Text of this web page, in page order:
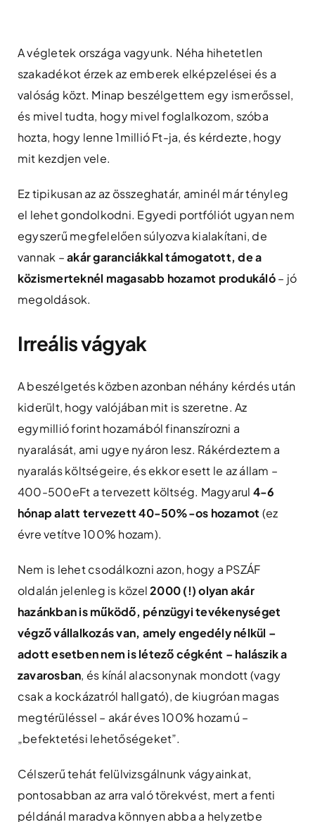
content
A végletek országa vagyunk. Néha hihetetlen
szakadékot érzek az emberek elképzelései és a
valóság közt. Minap beszélgettem egy ismerőssel,
és mivel tudta, hogy mivel foglalkozom, szóba
hozta, hogy lenne 1millió Ft-ja, és kérdezte, hogy
mit kezdjen vele.
Ez tipikusan az az összeghatár, aminél már tényleg
el lehet gondolkodni. Egyedi portfóliót ugyan nem
egyszerű megfelelően súlyozva kialakítani, de
vannak –akár garanciákkal támogatott, de a
közismerteknél magasabb hozamot produkáló– jó
megoldások.
Irreális vágyak
A beszélgetés közben azonban néhány kérdés után
kiderült, hogy valójában mit is szeretne. Az
egymillió forint hozamából finanszírozni a
nyaralását, ami ugye nyáron lesz. Rákérdeztem a
nyaralás költségeire, és ekkor esett le az állam –
400-500eFt a tervezett költség. Magyarul 4-6
hónap alatt tervezett 40-50%-os hozamot (ez
évre vetítve 100% hozam).
Nem is lehet csodálkozni azon, hogy a PSZÁF
oldalán jelenleg is közel2000 (!) olyan akár
hazánkban is működő, pénzügyi tevékenységet
végző vállalkozás van, amely engedély nélkül –
adott esetben nem is létező cégként – halászik a
zavarosban, és kínál alacsonynak mondott (vagy
csak a kockázatról hallgató), de kiugróan magas
megtérüléssel – akár éves 100% hozamú –
„befektetési lehetőségeket”.
Célszerű tehát felülvizsgálnunk vágyainkat,
pontosabban az arra való törekvést, mert a fenti
példánál maradva könnyen abba a helyzetbe